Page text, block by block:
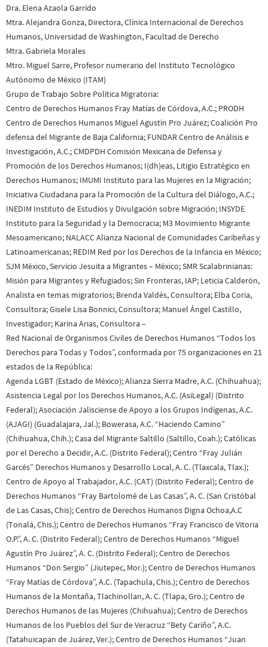
Dra. Elena Azaola Garrido
Mtra. Alejandra Gonza, Directora, Clínica Internacional de Derechos
Humanos, Universidad de Washington, Facultad de Derecho
Mtra. Gabriela Morales
Mtro. Miguel Sarre, Profesor numerario del Instituto Tecnológico
Autónomo de México (ITAM)
Grupo de Trabajo Sobre Política Migratoria:
Centro de Derechos Humanos Fray Matías de Córdova, A.C.; PRODH
Centro de Derechos Humanos Miguel Agustín Pro Juárez; Coalición Pro
defensa del Migrante de Baja California; FUNDAR Centro de Análisis e
Investigación, A.C.; CMDPDH Comisión Mexicana de Defensa y
Promoción de los Derechos Humanos; I(dh)eas, Litigio Estratégico en
Derechos Humanos; IMUMI Instituto para las Mujeres en la Migración;
Iniciativa Ciudadana para la Promoción de la Cultura del Diálogo, A.C.;
INEDIM Instituto de Estudios y Divulgación sobre Migración; INSYDE
Instituto para la Seguridad y la Democracia; M3 Movimiento Migrante
Mesoamericano; NALACC Alianza Nacional de Comunidades Caribeñas y
Latinoamericanas; REDIM Red por los Derechos de la Infancia en México;
SJM México, Servicio Jesuita a Migrantes – México; SMR Scalabrinianas:
Misión para Migrantes y Refugiados; Sin Fronteras, IAP; Leticia Calderón,
Analista en temas migratorios; Brenda Valdés, Consultora; Elba Coria,
Consultora; Gisele Lisa Bonnici, Consultora; Manuel Ángel Castillo,
Investigador; Karina Arias, Consultora –
Red Nacional de Organismos Civiles de Derechos Humanos “Todos los
Derechos para Todas y Todos”, conformada por 75 organizaciones en 21
estados de la República:
Agenda LGBT (Estado de México); Alianza Sierra Madre, A.C. (Chihuahua);
Asistencia Legal por los Derechos Humanos, A.C. (AsiLegal) (Distrito
Federal); Asociación Jalisciense de Apoyo a los Grupos Indígenas, A.C.
(AJAGI) (Guadalajara, Jal.); Bowerasa, A.C. “Haciendo Camino”
(Chihuahua, Chih.); Casa del Migrante Saltillo (Saltillo, Coah.); Católicas
por el Derecho a Decidir, A.C. (Distrito Federal); Centro “Fray Julián
Garcés” Derechos Humanos y Desarrollo Local, A. C. (Tlaxcala, Tlax.);
Centro de Apoyo al Trabajador, A.C. (CAT) (Distrito Federal); Centro de
Derechos Humanos “Fray Bartolomé de Las Casas”, A. C. (San Cristóbal
de Las Casas, Chis); Centro de Derechos Humanos Digna Ochoa,A.C
(Tonalá, Chis.); Centro de Derechos Humanos “Fray Francisco de Vitoria
O.P.”, A. C. (Distrito Federal); Centro de Derechos Humanos “Miguel
Agustín Pro Juárez”, A. C. (Distrito Federal); Centro de Derechos
Humanos “Don Sergio” (Jiutepec, Mor.); Centro de Derechos Humanos
“Fray Matías de Córdova”, A.C. (Tapachula, Chis.); Centro de Derechos
Humanos de la Montaña, Tlachinollan, A. C. (Tlapa, Gro.); Centro de
Derechos Humanos de las Mujeres (Chihuahua); Centro de Derechos
Humanos de los Pueblos del Sur de Veracruz “Bety Cariño”, A.C.
(Tatahuicapan de Juárez, Ver.); Centro de Derechos Humanos “Juan